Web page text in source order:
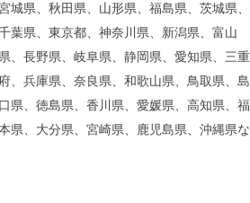
城県、秋田県、山形県、福島県、茨城県、
葉県、東京都、神奈川県、新潟県、富山
、長野県、岐阜県、静岡県、愛知県、三重
、兵庫県、奈良県、和歌山県、鳥取県、島
県、徳島県、香川県、愛媛県、高知県、福
県、大分県、宮崎県、鹿児島県、沖縄県な